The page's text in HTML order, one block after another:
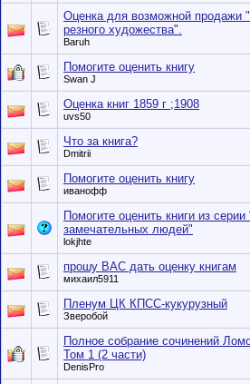
Оценка для возможной продажи
резного художества".
Baruh
Помогите оценить книгу
Swan J
Оценка книг 1859 г ;1908
uvs50
Что за книга?
Dmitrii
Помогите оценить книгу
иванофф
Помогите оценить книги из
замечательных людей"
lokjhte
прошу ВАС дать оценку книгам
михаил5911
Пленум ЦК КПСС-кукурузный
Зверобой
Полное собрание сочинений
Том 1 (2 части)
DenisPro